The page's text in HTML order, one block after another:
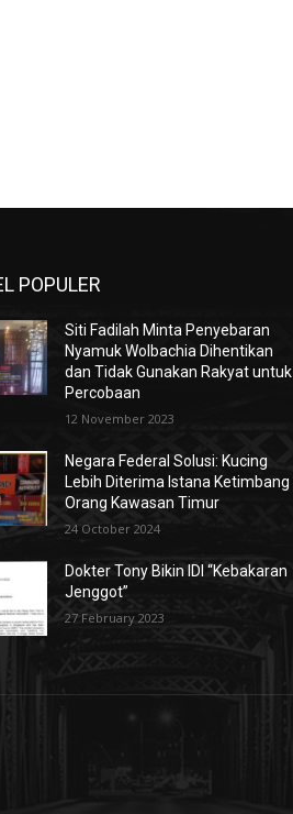
POPULER
Siti Fadilah Minta Penyebaran
Nyamuk Wolbachia Dihentikan
dan Tidak Gunakan Rakyat untuk
Percobaan
12 November 2023
Negara Federal Solusi: Kucing
Lebih Diterima Istana Ketimbang
Orang Kawasan Timur
24 October 2024
Dokter Tony Bikin IDI “Kebakaran
Jenggot”
27 February 2023